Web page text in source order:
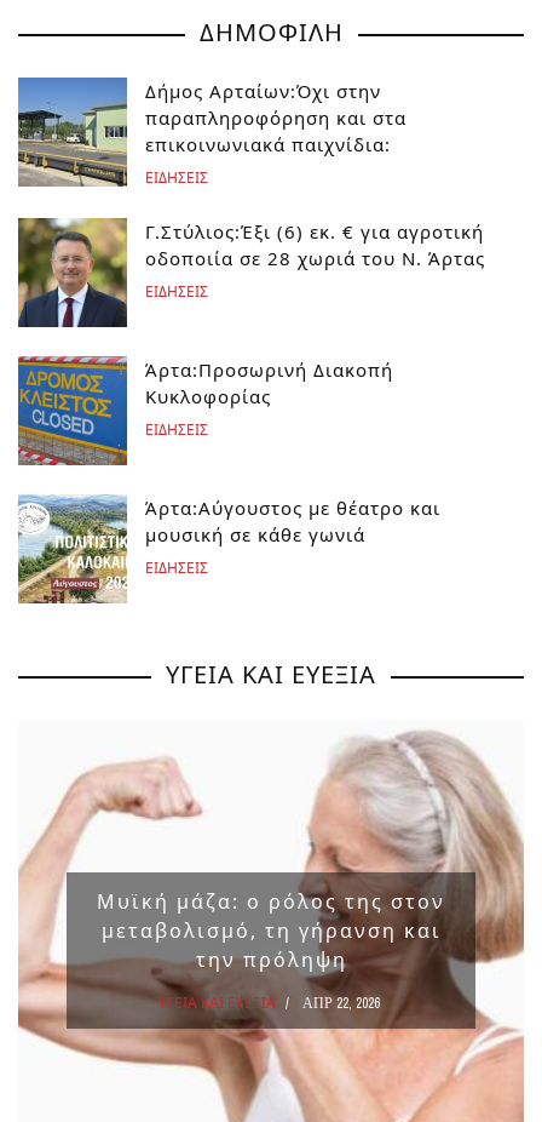
ΔΗΜΟΦΙΛΗ
Δήμος Αρταίων:Όχι στην
παραπληροφόρηση και στα
επικοινωνιακά παιχνίδια:
ΕΙΔΗΣΕΙΣ
Γ.Στύλιος:Έξι (6) εκ. € για αγροτική
οδοποιία σε 28 χωριά του Ν. Άρτας
ΕΙΔΗΣΕΙΣ
Άρτα:Προσωρινή Διακοπή
Κυκλοφορίας
ΕΙΔΗΣΕΙΣ
Άρτα:Αύγουστος με θέατρο και
μουσική σε κάθε γωνιά
ΕΙΔΗΣΕΙΣ
ΥΓΕΙΑ ΚΑΙ ΕΥΕΞΙΑ
Μυϊκή μάζα: ο ρόλος της στον
μεταβολισμό, τη γήρανση και
την πρόληψη
ΥΓΕΙΑ ΚΑΙ ΕΥΕΞΙΑ ΑΠΡ 22, 2026